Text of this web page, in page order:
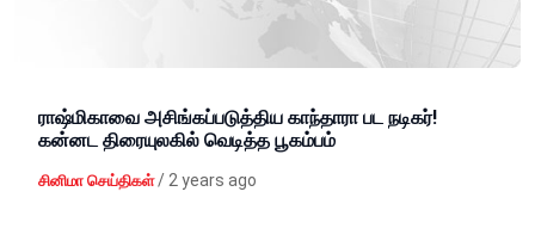
ராஷ்மிகாவை அசிங்கப்படுத்திய காந்தாரா பட நடிகர்!
கன்னட திரையுலகில் வெடித்த பூகம்பம்
சினிமா செய்திகள் / 2 years ago